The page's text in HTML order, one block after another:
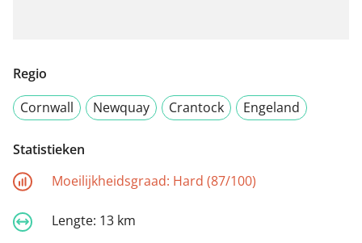
Regio
Cornwall
Newquay Crantock Engeland
Statistieken
Moeilijkheidsgraad: Hard (87/100)
Lengte: 13 km